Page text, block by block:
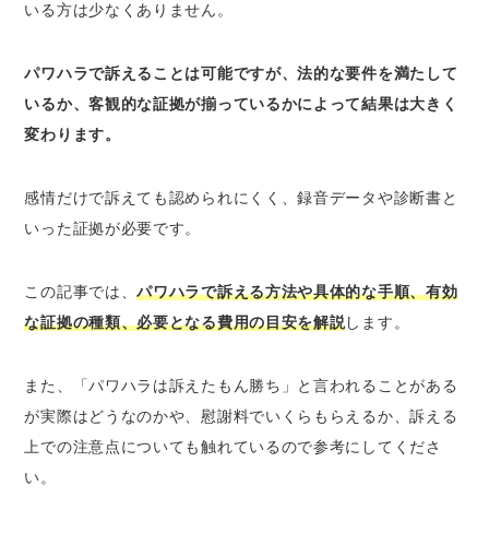
裁判で認められやすいパワハラ行為の具体例
社内の相談窓口を通じて会社に訴える
労働局（行政）へ紛争解決の援助を求める
暴行や脅迫がある場合は警察に訴える
民事裁判（訴訟）を起こして損害賠償を請求
する
さえる
伝える
手順3：解決しない場合は労働局などの公的
機関に相談する
いる方は少なくありません。
パワハラで訴えることは可能ですが、法的な要件を満たして
いるか、客観的な証拠が揃っているかによって結果は大きく
変わります。
感情だけで訴えても認められにくく、録音データや診断書と
いった証拠が必要です。
この記事では、パワハラで訴える方法や具体的な手順、有効
な証拠の種類、必要となる費用の目安を解説します。
また、「パワハラは訴えたもん勝ち」と言われることがある
が実際はどうなのかや、慰謝料でいくらもらえるか、訴える
上での注意点についても触れているので参考にしてくださ
い。